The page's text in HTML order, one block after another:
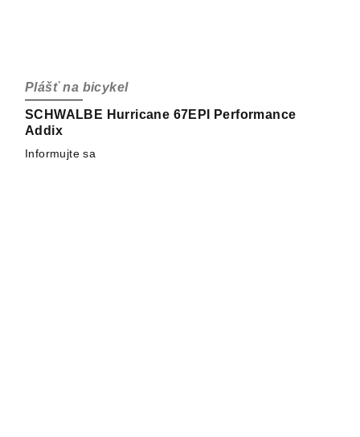
SCHWALBE Hurricane 67EPI Performance
Addix
Plášť na bicykel
Informujte sa